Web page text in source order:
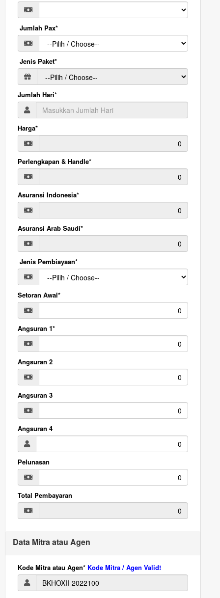
Jumlah Pax*
Jenis Paket*
Jumlah Hari*
Harga*
Perlengkapan & Handle*
Asuransi Indonesia*
Asuransi Arab Saudi*
Jenis Pembiayaan*
Setoran Awal*
Angsuran 1*
Angsuran 2
Angsuran 3
Angsuran 4
Pelunasan
Total Pembayaran
Data Mitra atau Agen
Kode Mitra atau Agen* Kode Mitra / Agen Valid!